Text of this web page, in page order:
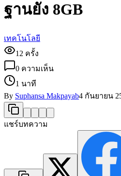
ฐานยัง 8GB
เทคโนโลยี
12 ครั้ง
0 ความเห็น
1 นาที
By Suphansa Makpayab4 กันยายน
แชร์บทความ